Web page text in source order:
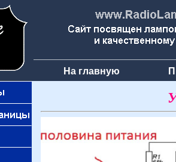
На главную